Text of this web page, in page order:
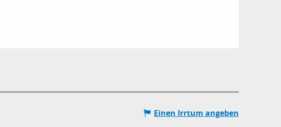
Einen Irrtum angeben